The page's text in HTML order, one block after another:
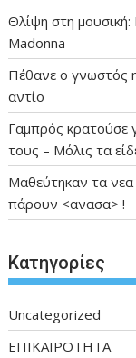
Θλίψη στη
Madonna
Πέθανε ο γνωστός
αντίο
Γαμπρός κρατούσε
τους – Μόλις τα
Μαθεύτηκαν τα νεα
πάρουν <ανασα> !
Kατηγορίες
Uncategorized
ΕΠΙΚΑΙΡΟΤΗΤΑ